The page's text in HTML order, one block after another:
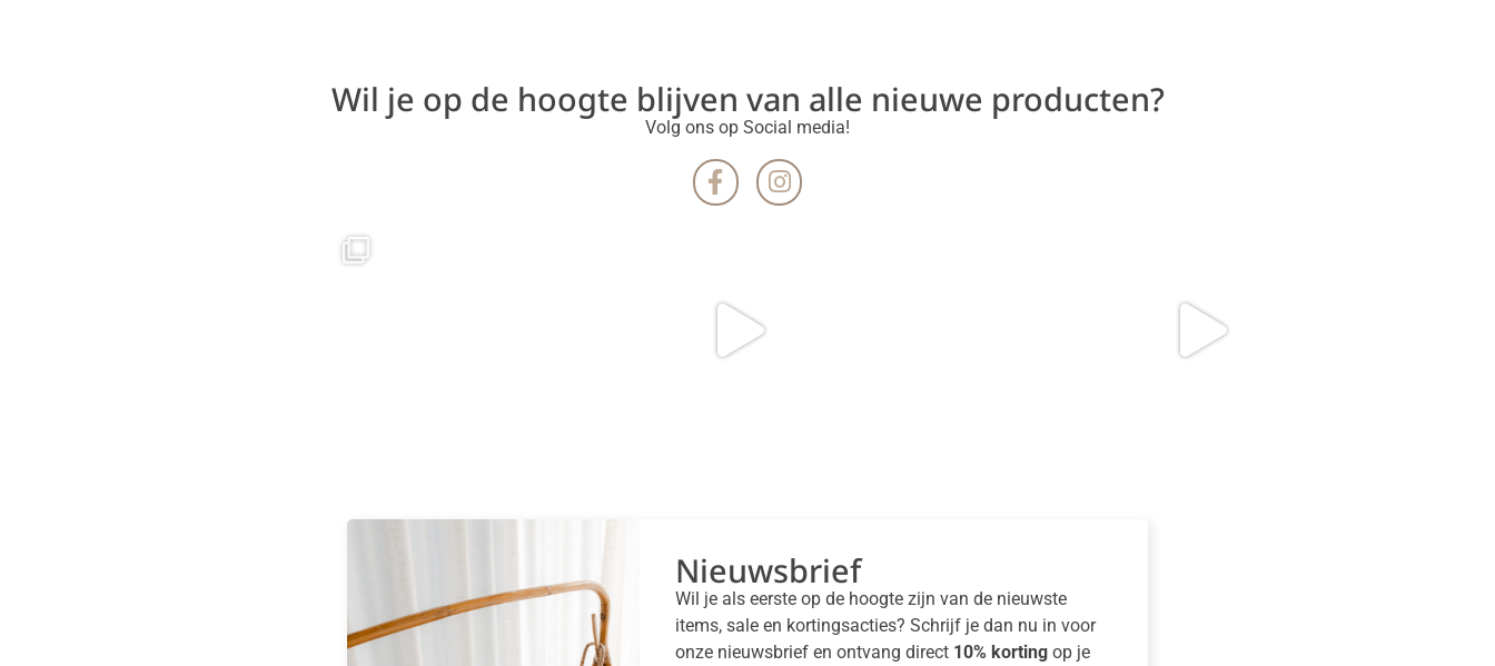
Wil je op de hoogte blijven van alle nieuwe producten?
Volg ons op Social media!
Nieuwsbrief
Wil je als eerste op de hoogte zijn van de nieuwste
items, sale en kortingsacties? Schrijf je dan nu in voor
onze nieuwsbrief en ontvang direct 10% kortingop je